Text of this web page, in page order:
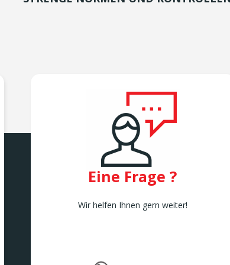
Eine Frage ?
Wir helfen Ihnen gern weiter!